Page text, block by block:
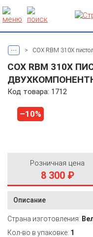
... > COX RBM 310X
COX RBM 310X
Код товара: 1712
–10%
Розничная цена
8 300 ₽
Описание
Страна изготовления:
Кол-во в упаковке: 1